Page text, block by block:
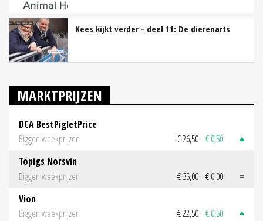
Kees kijkt verder - deel 11: De dierenarts
MARKTPRIJZEN
DCA BestPigletPrice
Biggen weekprijzen
€ 26,50 € 0,50
Topigs Norsvin
Biggen weekprijzen
€ 35,00 € 0,00
Vion
Biggen weekprijzen
€ 22,50 € 0,50